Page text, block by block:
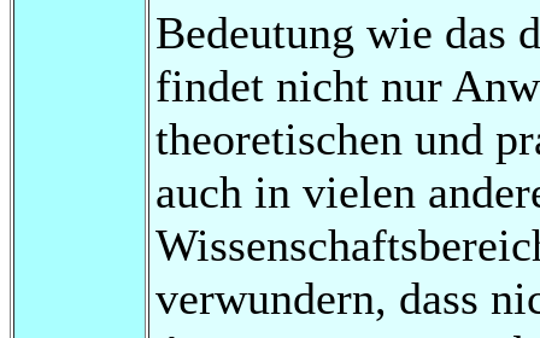
Bedeutung wie das
findet nicht nur
theoretischen und
auch in vielen
verwundern, dass